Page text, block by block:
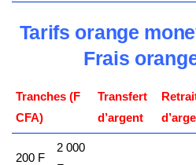
Tarifs orange
Frais
Tranches (F
CFA)
Transfert
d’argent
200 F
2 000